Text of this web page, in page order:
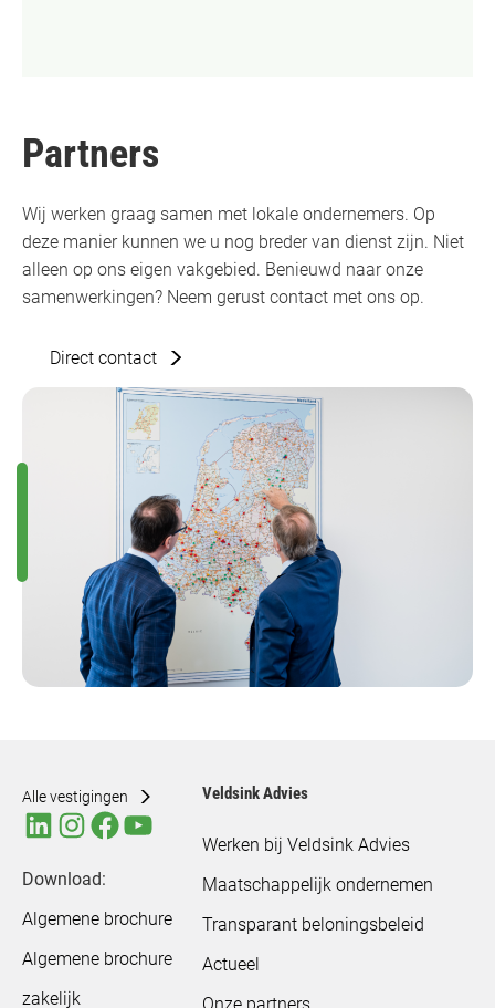
Partners
Wij werken graag samen met lokale ondernemers. Op
deze manier kunnen we u nog breder van dienst zijn. Niet
alleen op ons eigen vakgebied. Benieuwd naar onze
samenwerkingen? Neem gerust contact met ons op.
Direct contact
Alle vestigingen
Download:
Algemene brochure
Algemene brochure
zakelijk
Veldsink Advies
Werken bij Veldsink Advies
Maatschappelijk ondernemen
Transparant beloningsbeleid
Actueel